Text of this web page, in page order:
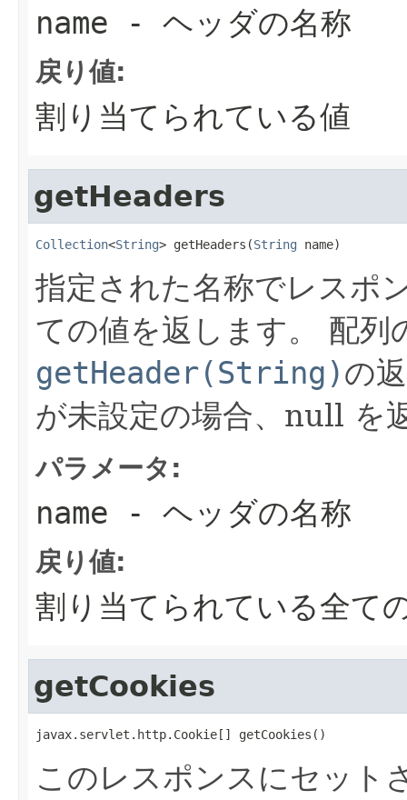
name - ヘッダの名称
戻り値:
割り当てられている値
getHeaders
Collection<String> getHeaders(String name)
指定された名称でレスポ
ての値を返します。 配列
getHeader(String)の
が未設定の場合、null を
パラメータ:
name - ヘッダの名称
戻り値:
割り当てられている全て
getCookies
javax.servlet.http.Cookie[] getCookies()
このレスポンスにセット